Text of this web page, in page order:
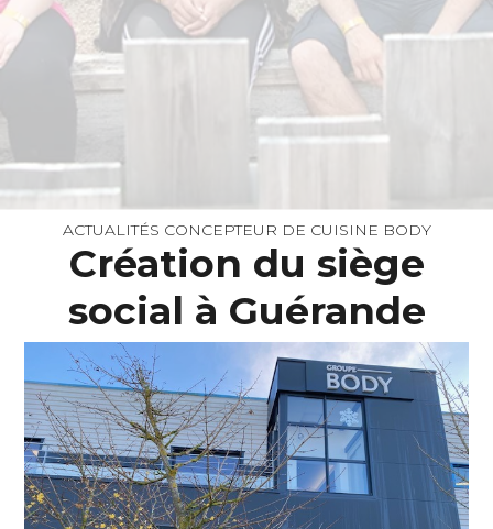
ACTUALITÉS CONCEPTEUR DE CUISINE BODY
Création du siège
social à Guérande